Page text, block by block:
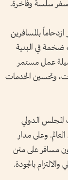
سفر سلسة وفاخرة.
بالمسافرين
ضخمة في البنية
عمل مستمر
وتحسين الخدمات
المجلس الدولي
وعلى مدار
استقبل المطار ما يزيد على 700 مليون مسافر على متن